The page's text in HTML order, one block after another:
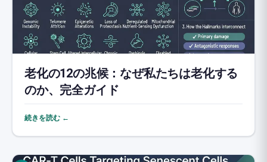
老化の12の兆候：なぜ私たちは老化する
のか、完全ガイド
続きを読む ←